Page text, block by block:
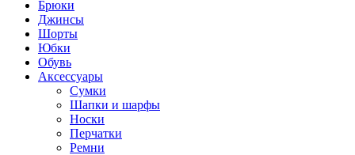
Брюки
Джинсы
Шорты
Юбки
Обувь
Аксессуары
Сумки
Шапки и шарфы
Носки
Перчатки
Ремни